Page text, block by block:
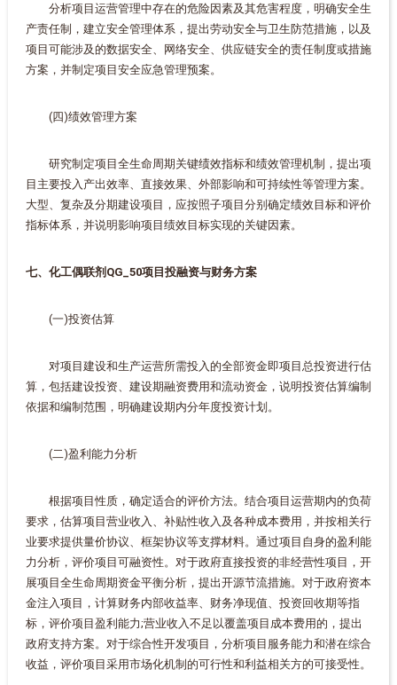
分析项目运营管理中存在的危险因素及其危害程度，明确安全生
产责任制，建立安全管理体系，提出劳动安全与卫生防范措施，以及
项目可能涉及的数据安全、网络安全、供应链安全的责任制度或措施
方案，并制定项目安全应急管理预案。
(四)绩效管理方案
研究制定项目全生命周期关键绩效指标和绩效管理机制，提出项
目主要投入产出效率、直接效果、外部影响和可持续性等管理方案。
大型、复杂及分期建设项目，应按照子项目分别确定绩效目标和评价
指标体系，并说明影响项目绩效目标实现的关键因素。
七、化工偶联剂QG_50项目投融资与财务方案
(一)投资估算
对项目建设和生产运营所需投入的全部资金即项目总投资进行估
算，包括建设投资、建设期融资费用和流动资金，说明投资估算编制
依据和编制范围，明确建设期内分年度投资计划。
(二)盈利能力分析
根据项目性质，确定适合的评价方法。结合项目运营期内的负荷
要求，估算项目营业收入、补贴性收入及各种成本费用，并按相关行
业要求提供量价协议、框架协议等支撑材料。通过项目自身的盈利能
力分析，评价项目可融资性。对于政府直接投资的非经营性项目，开
展项目全生命周期资金平衡分析，提出开源节流措施。对于政府资本
金注入项目，计算财务内部收益率、财务净现值、投资回收期等指
标，评价项目盈利能力;营业收入不足以覆盖项目成本费用的，提出
政府支持方案。对于综合性开发项目，分析项目服务能力和潜在综合
收益，评价项目采用市场化机制的可行性和利益相关方的可接受性。